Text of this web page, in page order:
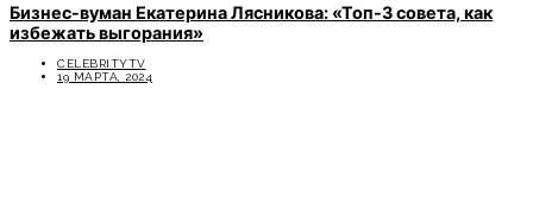
Бизнес-вуман Екатерина Лясникова: «Топ-3 совета, как
избежать выгорания»
CELEBRITYTV
19 МАРТА, 2024